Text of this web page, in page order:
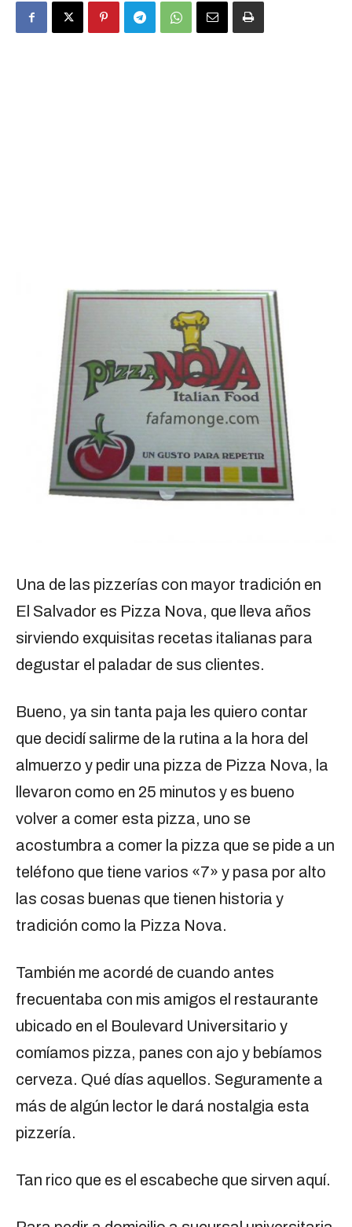
Una de las pizzerías con mayor tradición en
El Salvador es Pizza Nova, que lleva años
sirviendo exquisitas recetas italianas para
degustar el paladar de sus clientes.
Bueno, ya sin tanta paja les quiero contar
que decidí salirme de la rutina a la hora del
almuerzo y pedir una pizza de Pizza Nova, la
llevaron como en 25 minutos y es bueno
volver a comer esta pizza, uno se
acostumbra a comer la pizza que se pide a un
teléfono que tiene varios «7» y pasa por alto
las cosas buenas que tienen historia y
tradición como la Pizza Nova.
También me acordé de cuando antes
frecuentaba con mis amigos el restaurante
ubicado en el Boulevard Universitario y
comíamos pizza, panes con ajo y bebíamos
cerveza. Qué días aquellos. Seguramente a
más de algún lector le dará nostalgia esta
pizzería.
Tan rico que es el escabeche que sirven aquí.